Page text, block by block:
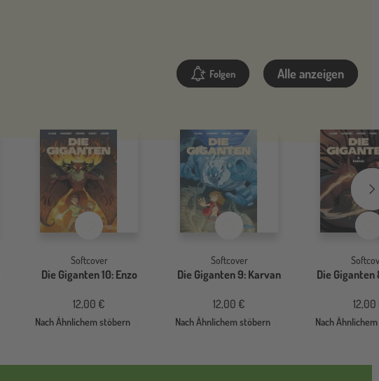
Folgen Alle anzeigen
Merkzettel
Softcover
Die Giganten 10: Enzo
12,00 €
Nach Ähnlichem stöbern
Merkzettel
Softcover
Die Giganten 9: Karvan
12,00 €
Nach Ähnlichem stöbern
Die Giganten
Nach